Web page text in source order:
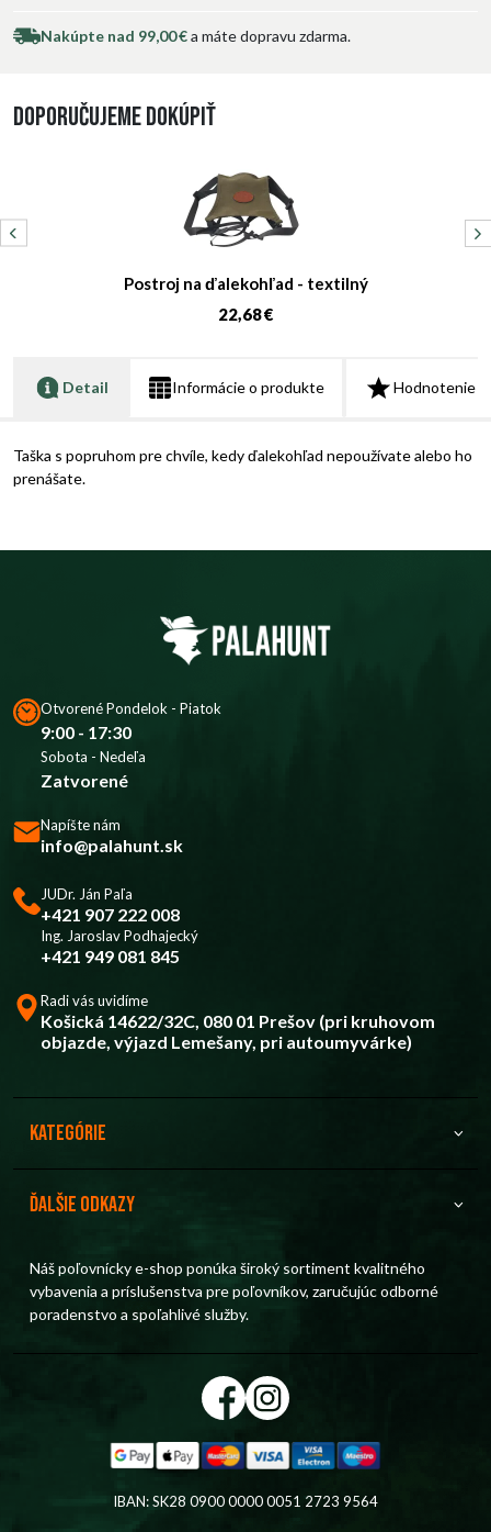
Nakúpte nad 99,00 €a máte dopravu zdarma.
Doporučujeme dokúpiť
Postroj na ďalekohľad - textilný
22,68 €
Detail Informácie o produkte Hodnotenie
Taška s popruhom pre chvíle, kedy ďalekohľad nepoužívate alebo ho
prenášate.
Otvorené Pondelok - Piatok
9:00 - 17:30
Sobota - Nedeľa
Zatvorené
Napíšte nám
info@palahunt.sk
JUDr. Ján Paľa
+421 907 222 008
Ing. Jaroslav Podhajecký
+421 949 081 845
Radi vás uvidíme
Košická 14622/32C, 080 01 Prešov (pri kruhovom
objazde, výjazd Lemešany, pri autoumyvárke)
Kategórie
Ďalšie odkazy
Náš poľovnícky e-shop ponúka široký sortiment kvalitného
vybavenia a príslušenstva pre poľovníkov, zaručujúc odborné
poradenstvo a spoľahlivé služby.
IBAN: SK28 0900 0000 0051 2723 9564